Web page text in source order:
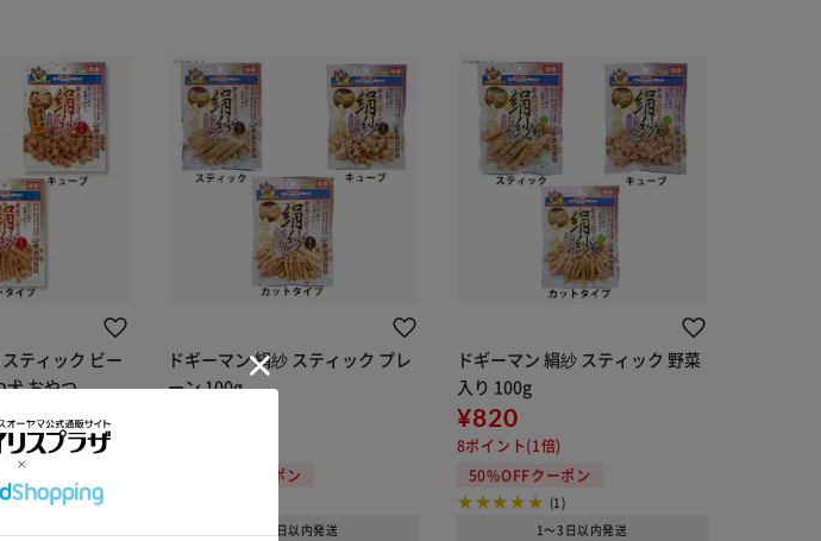
ティック ビー
犬 おやつ
ドギーマン 絹紗 スティック プレ
ーン 100g
50%OFFクーポン
1～3日以内発送
ドギーマン 絹紗 スティック 野菜
入り 100g
¥820
8ポイント(1倍)
50%OFFクーポン
(1)
1～3日以内発送